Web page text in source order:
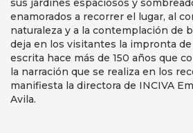
sus jardines espaciosos y
enamorados a recorrer el lugar, al
naturaleza y a la contemplación de
deja en los visitantes la impronta
escrita hace más de 150 años que
la narración que se realiza en los
manifiesta la directora de INCIVA
Avila.